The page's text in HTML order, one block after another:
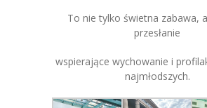
To nie tylko świetna zabawa,
przesłanie
wspierające wychowanie i
najmłodszych.